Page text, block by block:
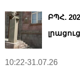
ԲՊՀ.
10:22-31.07.26